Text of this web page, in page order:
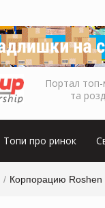
Портал
та
Топи про ринок
Корпорацию Roshen